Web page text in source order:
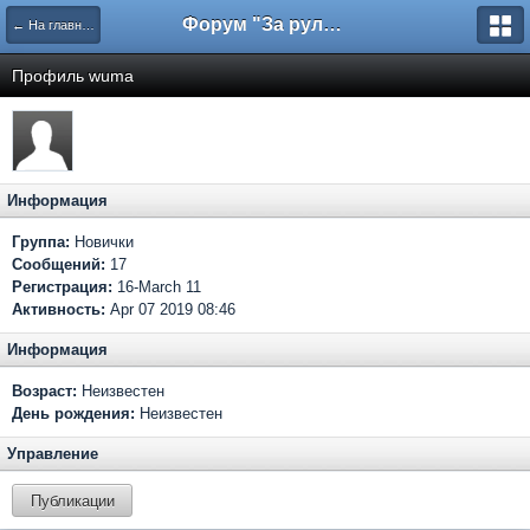
← На главную Форум "За рулем"
Профиль wuma
Информация
Группа: Новички
Сообщений: 17
Регистрация: 16-March 11
Активность: Apr 07 2019 08:46
Информация
Возраст: Неизвестен
День рождения: Неизвестен
Управление
Публикации